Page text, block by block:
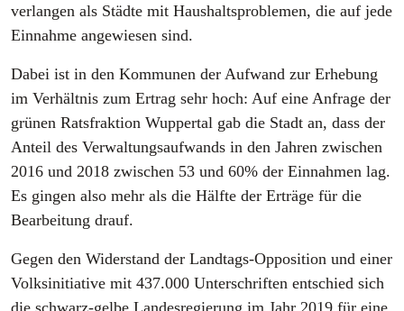
verlangen als Städte mit Haushaltsproblemen, die auf jede
Einnahme angewiesen sind.
Dabei ist in den Kommunen der Aufwand zur Erhebung
im Verhältnis zum Ertrag sehr hoch: Auf eine Anfrage der
grünen Ratsfraktion Wuppertal gab die Stadt an, dass der
Anteil des Verwaltungsaufwands in den Jahren zwischen
2016 und 2018 zwischen 53 und 60% der Einnahmen lag.
Es gingen also mehr als die Hälfte der Erträge für die
Bearbeitung drauf.
Gegen den Widerstand der Landtags-Opposition und einer
Volksinitiative mit 437.000 Unterschriften entschied sich
die schwarz-gelbe Landesregierung im Jahr 2019 für eine